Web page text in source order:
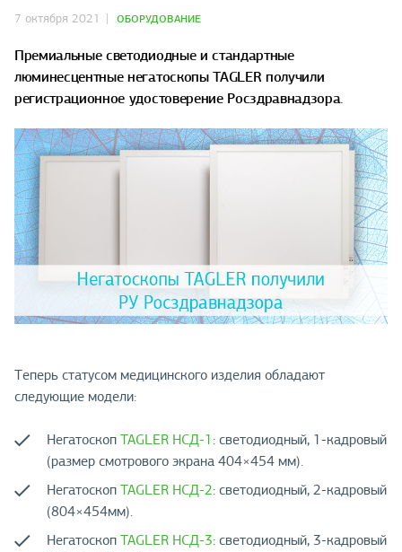
7 октября 2021 ОБОРУДОВАНИЕ
Премиальные светодиодные и стандартные
люминесцентные негатоскопы TAGLER получили
регистрационное удостоверение Росздравнадзора.
Теперь статусом медицинского изделия обладают
следующие модели:
Негатоскоп TAGLER НСД-1 : светодиодный, 1-кадровый
(размер смотрового экрана 404×454 мм).
Негатоскоп TAGLER НСД-2: светодиодный, 2-кадровый
(804×454мм).
Негатоскоп TAGLER НСД-3: светодиодный, 3-кадровый